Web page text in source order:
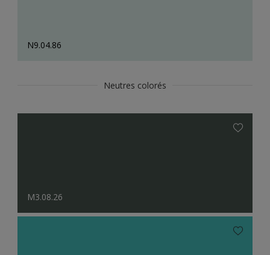
N9.04.86
Neutres colorés
M3.08.26